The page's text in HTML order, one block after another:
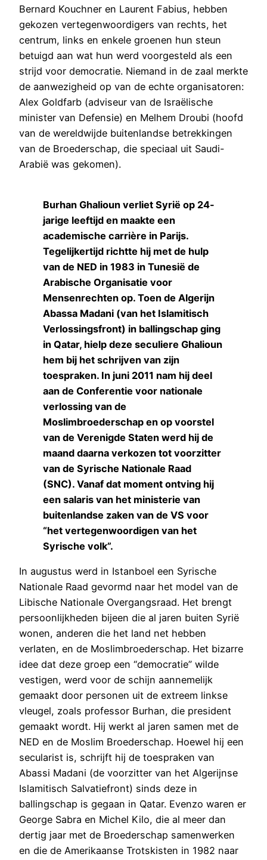
Bernard Kouchner en Laurent Fabius, hebben
gekozen vertegenwoordigers van rechts, het
centrum, links en enkele groenen hun steun
betuigd aan wat hun werd voorgesteld als een
strijd voor democratie. Niemand in de zaal merkte
de aanwezigheid op van de echte organisatoren:
Alex Goldfarb (adviseur van de Israëlische
minister van Defensie) en Melhem Droubi (hoofd
van de wereldwijde buitenlandse betrekkingen
van de Broederschap, die speciaal uit Saudi-
Arabië was gekomen).
Burhan Ghalioun verliet Syrië op 24-
jarige leeftijd en maakte een
academische carrière in Parijs.
Tegelijkertijd richtte hij met de hulp
van de NED in 1983 in Tunesië de
Arabische Organisatie voor
Mensenrechten op. Toen de Algerijn
Abassa Madani (van het Islamitisch
Verlossingsfront) in ballingschap ging
in Qatar, hielp deze seculiere Ghalioun
hem bij het schrijven van zijn
toespraken. In juni 2011 nam hij deel
aan de Conferentie voor nationale
verlossing van de
Moslimbroederschap en op voorstel
van de Verenigde Staten werd hij de
maand daarna verkozen tot voorzitter
van de Syrische Nationale Raad
(SNC). Vanaf dat moment ontving hij
een salaris van het ministerie van
buitenlandse zaken van de VS voor
“het vertegenwoordigen van het
Syrische volk”.
In augustus werd in Istanboel een Syrische
Nationale Raad gevormd naar het model van de
Libische Nationale Overgangsraad. Het brengt
persoonlijkheden bijeen die al jaren buiten Syrië
wonen, anderen die het land net hebben
verlaten, en de Moslimbroederschap. Het bizarre
idee dat deze groep een “democratie” wilde
vestigen, werd voor de schijn aannemelijk
gemaakt door personen uit de extreem linkse
vleugel, zoals professor Burhan, die president
gemaakt wordt. Hij werkt al jaren samen met de
NED en de Moslim Broederschap. Hoewel hij een
secularist is, schrijft hij de toespraken van
Abassi Madani (de voorzitter van het Algerijnse
Islamitisch Salvatiefront) sinds deze in
ballingschap is gegaan in Qatar. Evenzo waren er
George Sabra en Michel Kilo, die al meer dan
dertig jaar met de Broederschap samenwerken
en die de Amerikaanse Trotskisten in 1982 naar